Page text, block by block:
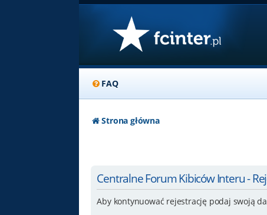
FAQ
Strona główna
Centralne Forum Kibiców Interu -
Aby kontynuować rejestrację podaj swoją